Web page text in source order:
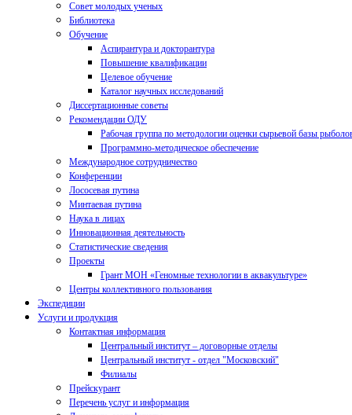
Совет молодых ученых
Библиотека
Обучение
Аспирантура и докторантура
Повышение квалификации
Целевое обучение
Каталог научных исследований
Диссертационные советы
Рекомендации ОДУ
Рабочая группа по методологии оценки сырьевой базы
Программно-методическое обеспечение
Международное сотрудничество
Конференции
Лососевая путина
Минтаевая путина
Наука в лицах
Инновационная деятельность
Статистические сведения
Проекты
Грант МОН «Геномные технологии в аквакультуре»
Центры коллективного пользования
Экспедиции
Услуги и продукция
Контактная информация
Центральный институт – договорные отделы
Центральный институт - отдел "Московский"
Филиалы
Прейскурант
Перечень услуг и информация